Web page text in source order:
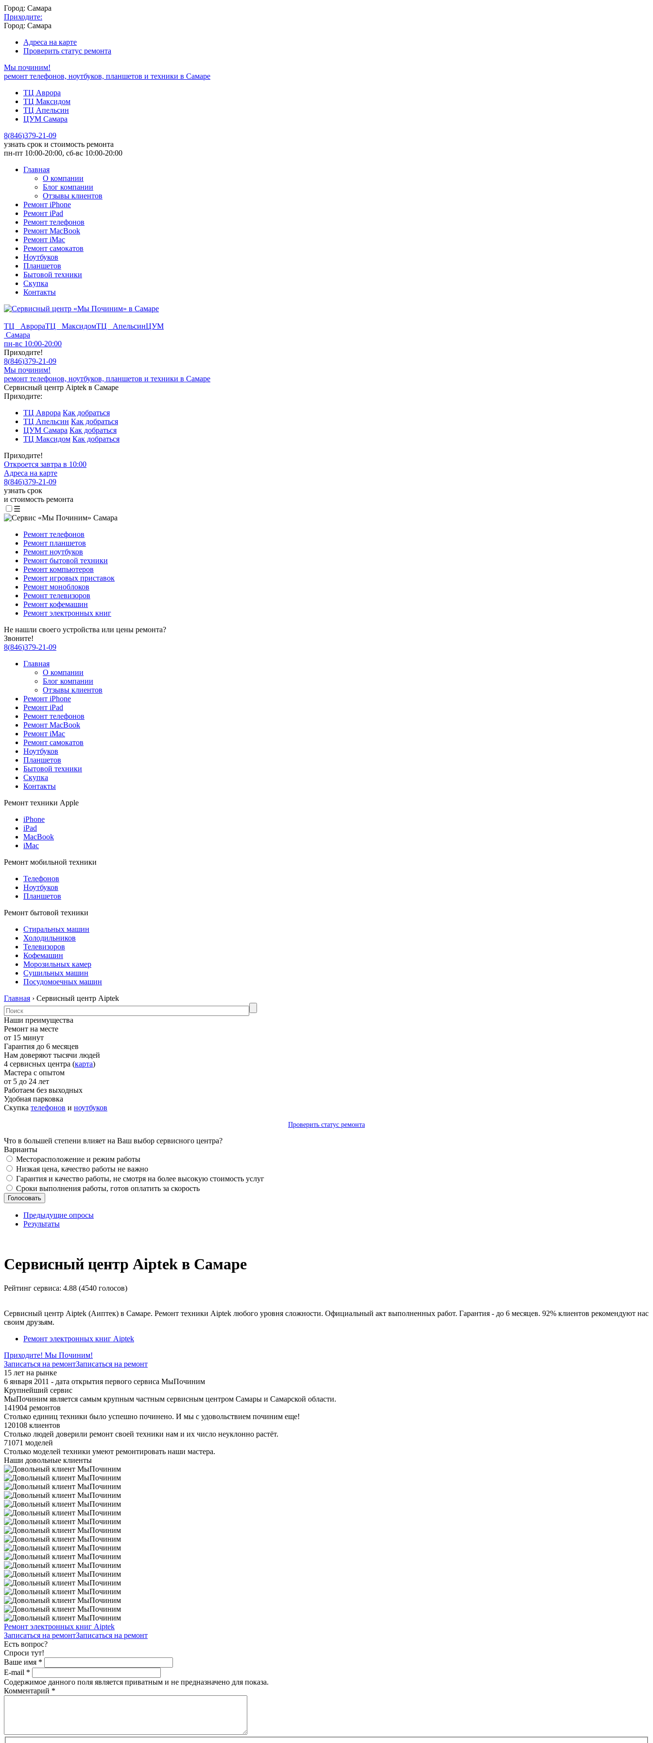
Город: Самара
Приходите:
Город: Самара
Адреса на карте
Проверить статус ремонта
Мы починим!
ремонт телефонов, ноутбуков, планшетов и техники в Самаре
ТЦ Аврора
ТЦ Максидом
ТЦ Апельсин
ЦУМ Самара
8(846)379-21-09
узнать срок и стоимость ремонта
пн-пт 10:00-20:00, сб-вс 10:00-20:00
Главная
О компании
Блог компании
Отзывы клиентов
Ремонт iPhone
Ремонт iPad
Ремонт телефонов
Ремонт MacBook
Ремонт iMac
Ремонт самокатов
Ноутбуков
Планшетов
Бытовой техники
Скупка
Контакты
ТЦ АврораТЦ МаксидомТЦ АпельсинЦУМ
Самара
пн-вс 10:00-20:00
Приходите!
8(846)379-21-09
Мы починим!
ремонт телефонов, ноутбуков, планшетов и техники в Самаре
Сервисный центр Aiptek в Самаре
Приходите:
ТЦ Аврора Как добраться
ТЦ Апельсин Как добраться
ЦУМ Самара Как добраться
ТЦ Максидом Как добраться
Приходите!
Откроется завтра в 10:00
Адреса на карте
8(846)379-21-09
узнать срок
и стоимость ремонта
☰
Ремонт телефонов
Ремонт планшетов
Ремонт ноутбуков
Ремонт бытовой техники
Ремонт компьютеров
Ремонт игровых приставок
Ремонт моноблоков
Ремонт телевизоров
Ремонт кофемашин
Ремонт электронных книг
Не нашли своего устройства или цены ремонта?
Звоните!
8(846)379-21-09
Главная
О компании
Блог компании
Отзывы клиентов
Ремонт iPhone
Ремонт iPad
Ремонт телефонов
Ремонт MacBook
Ремонт iMac
Ремонт самокатов
Ноутбуков
Планшетов
Бытовой техники
Скупка
Контакты
Ремонт техники Apple
iPhone
iPad
MacBook
iMac
Ремонт мобильной техники
Телефонов
Ноутбуков
Планшетов
Ремонт бытовой техники
Стиральных машин
Холодильников
Телевизоров
Кофемашин
Морозильных камер
Сушильных машин
Посудомоечных машин
Главная › Сервисный центр Aiptek
Наши преимущества
Ремонт на месте
от 15 минут
Гарантия до 6 месяцев
Нам доверяют тысячи людей
4 сервисных центра (карта)
Мастера с опытом
от 5 до 24 лет
Работаем без выходных
Удобная парковка
Скупка телефонов и ноутбуков
Проверить статус ремонта
Что в большей степени влияет на Ваш выбор сервисного центра?
Варианты
Месторасположение и режим работы
Низкая цена, качество работы не важно
Гарантия и качество работы, не смотря на более высокую стоимость услуг
Сроки выполнения работы, готов оплатить за скорость
Предыдущие опросы
Результаты
Сервисный центр Aiptek в Самаре
Рейтинг сервиса: 4.88 (4540 голосов)
Сервисный центр Aiptek (Аиптек) в Самаре. Ремонт техники Aiptek любого уровня сложности. Официальный акт выполненных работ. Гарантия - до 6 месяцев. 92% клиентов рекомендуют нас
своим друзьям.
Ремонт электронных книг Aiptek
Приходите! Мы Починим!
Записаться на ремонтЗаписаться на ремонт
15 лет на рынке
6 января 2011 - дата открытия первого сервиса МыПочиним
Крупнейший сервис
МыПочиним является самым крупным частным сервисным центром Самары и Самарской области.
141904 ремонтов
Столько единиц техники было успешно починено. И мы с удовольствием починим еще!
120108 клиентов
Столько людей доверили ремонт своей техники нам и их число неуклонно растёт.
71071 моделей
Столько моделей техники умеют ремонтировать наши мастера.
Наши довольные клиенты
Ремонт электронных книг Aiptek
Записаться на ремонтЗаписаться на ремонт
Есть вопрос?
Спроси тут!
Ваше имя *
E-mail *
Содержимое данного поля является приватным и не предназначено для показа.
Комментарий *